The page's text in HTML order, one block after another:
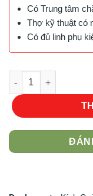
Có Trung tâm
Thợ kỹ thuật có
Có đủ linh phụ
Cường Lực Bảo Vệ